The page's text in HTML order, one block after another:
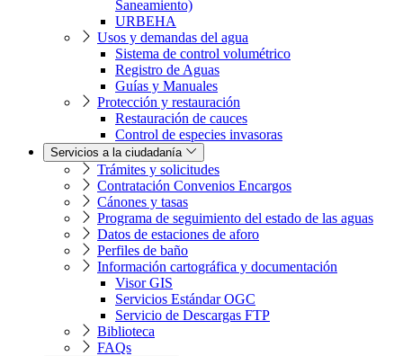
Saneamiento)
URBEHA
Usos y demandas del agua
Sistema de control volumétrico
Registro de Aguas
Guías y Manuales
Protección y restauración
Restauración de cauces
Control de especies invasoras
Servicios a la ciudadanía
Trámites y solicitudes
Contratación Convenios Encargos
Cánones y tasas
Programa de seguimiento del estado de las aguas
Datos de estaciones de aforo
Perfiles de baño
Información cartográfica y documentación
Visor GIS
Servicios Estándar OGC
Servicio de Descargas FTP
Biblioteca
FAQs